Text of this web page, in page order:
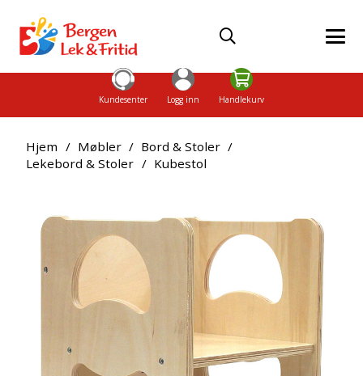
Kundesenter Logg inn Handlekurv
Hjem / Møbler / Bord & Stoler /
Lekebord & Stoler / Kubestol